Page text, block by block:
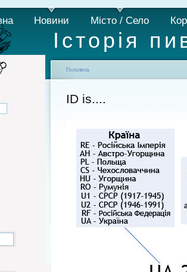
Історія
Новини Місто / Село
Головна
ID is....